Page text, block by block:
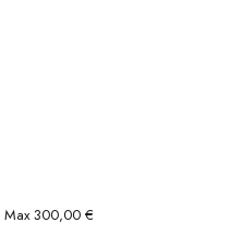
Max300,00 €